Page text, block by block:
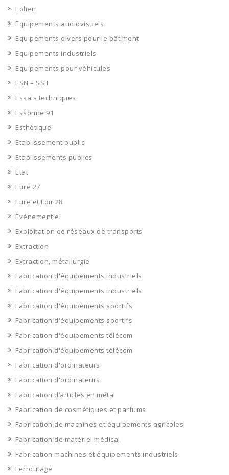
Eolien
Equipements audiovisuels
Equipements divers pour le bâtiment
Equipements industriels
Equipements pour véhicules
ESN – SSII
Essais techniques
Essonne 91
Esthétique
Etablissement public
Etablissements publics
Etat
Eure 27
Eure et Loir 28
Evénementiel
Exploitation de réseaux de transports
Extraction
Extraction, métallurgie
Fabrication d'équipements industriels
Fabrication d'équipements industriels
Fabrication d'équipements sportifs
Fabrication d'équipements sportifs
Fabrication d'équipements télécom
Fabrication d'équipements télécom
Fabrication d'ordinateurs
Fabrication d'ordinateurs
Fabrication d’articles en métal
Fabrication de cosmétiques et parfums
Fabrication de machines et équipements agricoles
Fabrication de matériel médical
Fabrication machines et équipements industriels
Ferroutage